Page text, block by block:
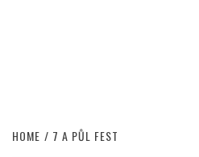
HOME 7 A PŮL FEST